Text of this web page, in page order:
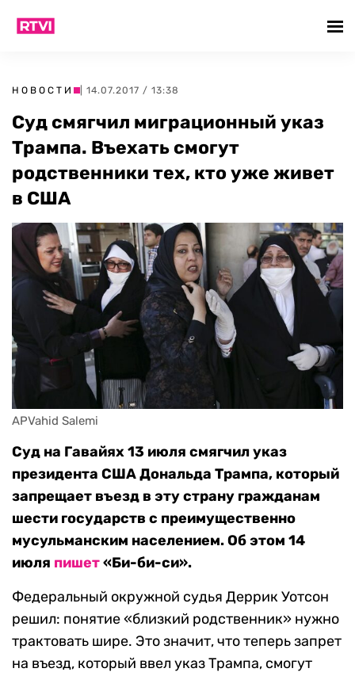
НОВОСТИ | 14.07.2017 / 13:38
Суд смягчил миграционный указ
Трампа. Въехать смогут
родственники тех, кто уже живет
в США
APVahid Salemi
Суд на Гавайях 13 июля смягчил указ
президента США Дональда Трампа, который
запрещает въезд в эту страну гражданам
шести государств с преимущественно
мусульманским населением. Об этом 14
июля пишет«Би-би-си».
Федеральный окружной судья Деррик Уотсон
решил: понятие «близкий родственник» нужно
трактовать шире. Это значит, что теперь запрет
на въезд, который ввел указ Трампа, смогут